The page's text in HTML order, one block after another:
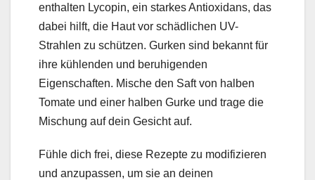
enthalten Lycopin, ein starkes Antioxidans, das
dabei hilft, die Haut vor schädlichen UV-
Strahlen zu schützen. Gurken sind bekannt für
ihre kühlenden und beruhigenden
Eigenschaften. Mische den Saft von halben
Tomate und einer halben Gurke und trage die
Mischung auf dein Gesicht auf.
Fühle dich frei, diese Rezepte zu modifizieren
und anzupassen, um sie an deinen